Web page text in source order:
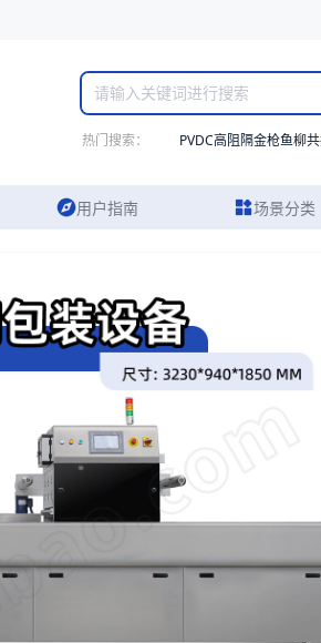
热门搜索： PVDC高阻隔金枪鱼柳
用户指南 场景分类
备300*145*80一出三包装，提供详尽的规
、进口专用混配系统、多安全控制系统、简易
气调包装
器、美国Dansensor混配器
、德国威特（WITT）混配器